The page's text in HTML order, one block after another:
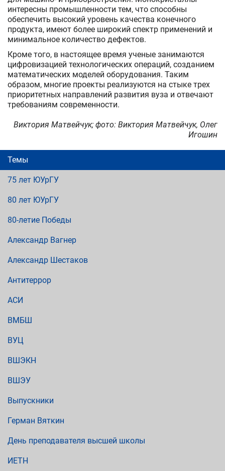
интересны промышленности тем, что способны
обеспечить высокий уровень качества конечного
продукта, имеют более широкий спектр применений и
минимальное количество дефектов.
Кроме того, в настоящее время ученые занимаются
цифровизацией технологических операций, созданием
математических моделей оборудования. Таким
образом, многие проекты реализуются на стыке трех
приоритетных направлений развития вуза и отвечают
требованиям современности.
Виктория Матвейчук; фото: Виктория Матвейчук, Олег
Игошин
Темы
75 лет ЮУрГУ
80 лет ЮУрГУ
80-летие Победы
Александр Вагнер
Александр Шестаков
Антитеррор
АСИ
ВМБШ
ВУЦ
ВШЭКН
ВШЭУ
Выпускники
Герман Вяткин
День преподавателя высшей школы
ИЕТН